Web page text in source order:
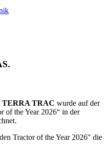
TERRA TRAC wurde auf der
of the Year 2026“ in der
Tractor of the Year 2026" die